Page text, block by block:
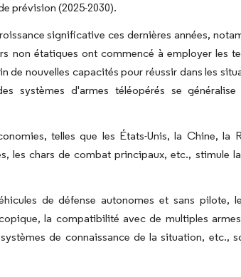
prévision (2025-2030).
significative ces dernières années,
non étatiques ont commencé à employer les
de nouvelles capacités pour réussir dans les
systèmes d'armes téléopérés se généralise
telles que les États-Unis, la Chine, la
les chars de combat principaux, etc., stimule
de défense autonomes et sans pilote,
la compatibilité avec de multiples
de connaissance de la situation, etc.,